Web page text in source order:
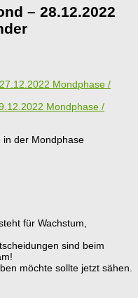
– 28.12.2022
Mondphase /
Mondphase /
für Wachstum,
sind beim
möchte sollte jetzt sähen.